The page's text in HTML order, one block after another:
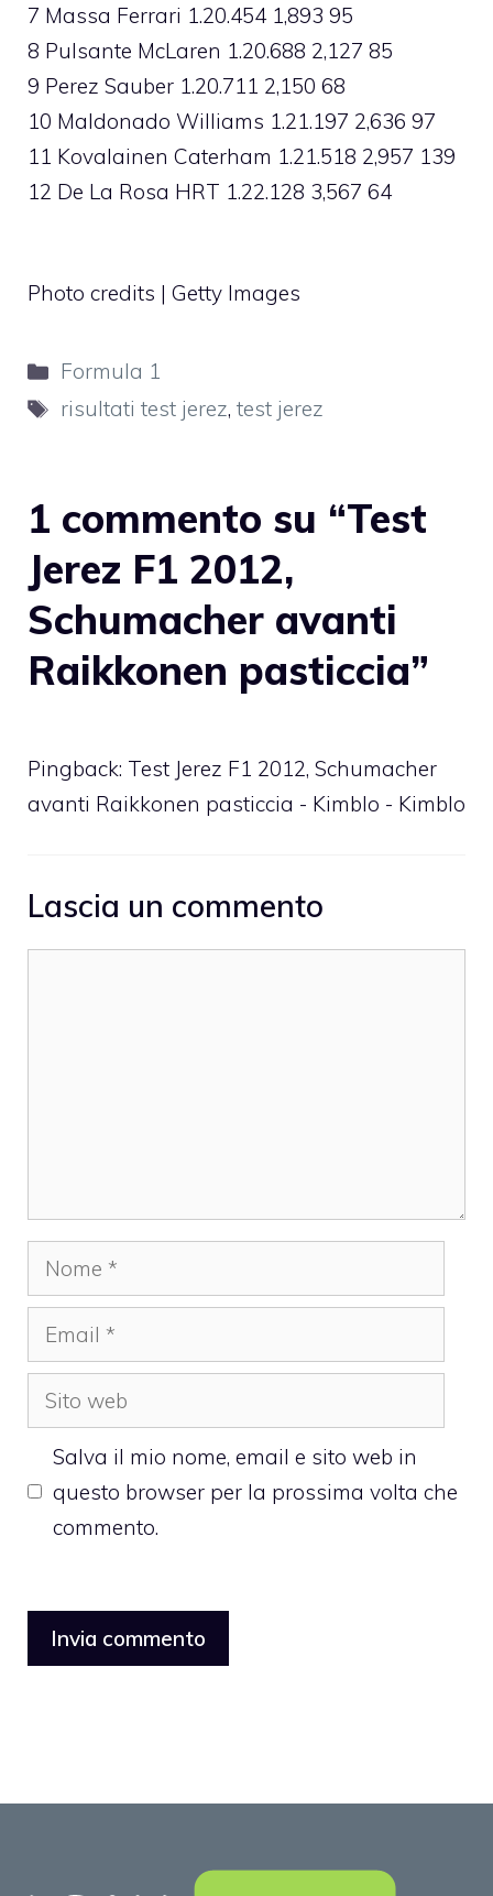
7 Massa Ferrari 1.20.454 1,893 95
8 Pulsante McLaren 1.20.688 2,127 85
9 Perez Sauber 1.20.711 2,150 68
10 Maldonado Williams 1.21.197 2,636 97
11 Kovalainen Caterham 1.21.518 2,957 139
12 De La Rosa HRT 1.22.128 3,567 64
Photo credits | Getty Images
Categorie
Formula 1
Tag
risultati test jerez,test jerez
1 commento su “Test
Jerez F1 2012,
Schumacher avanti
Raikkonen pasticcia”
Pingback: Test Jerez F1 2012, Schumacher
avanti Raikkonen pasticcia - Kimblo - Kimblo
Lascia un commento
Nome
Email
Sito
web
Salva il mio nome, email e sito web in
questo browser per la prossima volta che
commento.